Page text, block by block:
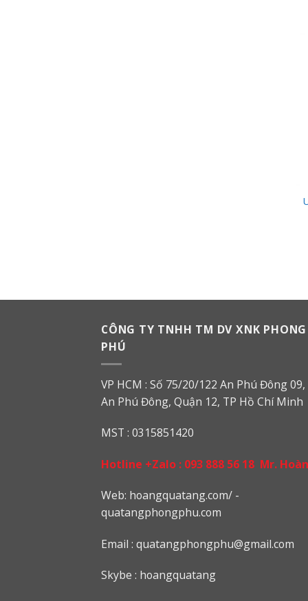
CÔNG TY TNHH TM DV XNK PHONG
PHÚ
VP HCM : Số 75/20/122 An Phú Đông 09,
An Phú Đông, Quận 12, TP Hồ Chí Minh
MST : 0315851420
Hotline +Zalo : 093 888 56 18 Mr.
Web: hoangquatang.com/ -
quatangphongphu.com
Email : quatangphongphu@gmail.com
Skybe : hoangquatang